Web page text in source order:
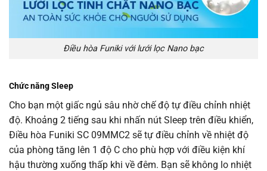
Điều hòa Funiki với lưới lọc Nano bạc
Chức năng Sleep
Cho bạn một giấc ngủ sâu nhờ chế độ tự điều chỉnh nhiệt
độ. Khoảng 2 tiếng sau khi nhấn nút Sleep trên điều khiển,
Điều hòa Funiki SC 09MMC2 sẽ tự điều chỉnh về nhiệt độ
của phòng tăng lên 1 độ C cho phù hợp với điều kiện khí
hậu thường xuống thấp khi về đêm. Bạn sẽ không lo nhiệt